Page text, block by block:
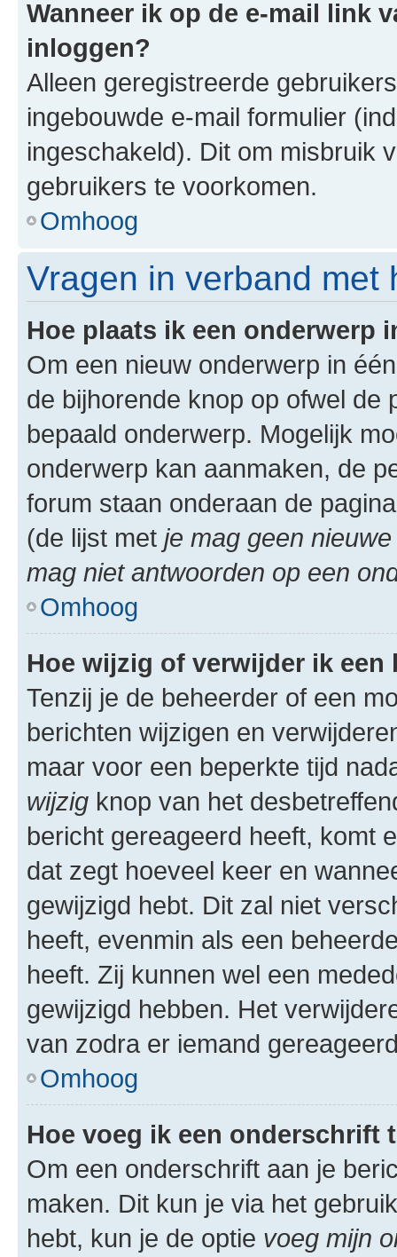
Wanneer ik op de e-mail link
inloggen?
Alleen geregistreerde
ingebouwde e-mail formulier
ingeschakeld). Dit om misbruik
gebruikers te voorkomen.
Omhoog
Vragen in verband met
Hoe plaats ik een onderwerp
Om een nieuw onderwerp in
de bijhorende knop op ofwel de
bepaald onderwerp. Mogelijk
onderwerp kan aanmaken, de
forum staan onderaan de
(de lijst met je mag geen
mag niet antwoorden op een
Omhoog
Hoe wijzig of verwijder ik een
Tenzij je de beheerder of een
berichten wijzigen en
maar voor een beperkte tijd
wijzig knop van het
bericht gereageerd heeft, komt
dat zegt hoeveel keer en
gewijzigd hebt. Dit zal niet
heeft, evenmin als een
heeft. Zij kunnen wel een
gewijzigd hebben. Het
van zodra er iemand
Omhoog
Hoe voeg ik een onderschrift
Om een onderschrift aan je
maken. Dit kun je via het
hebt, kun je de optie voeg mijn